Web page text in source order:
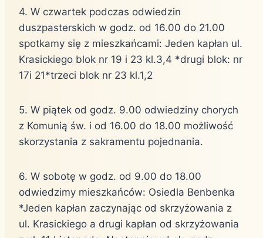
4. W czwartek podczas odwiedzin
duszpasterskich w godz. od 16.00 do 21.00
spotkamy się z mieszkańcami: Jeden kapłan ul.
Krasickiego blok nr 19 i 23 kl.3,4 *drugi blok: nr
17i 21*trzeci blok nr 23 kl.1,2
5. W piątek od godz. 9.00 odwiedziny chorych
z Komunią św. i od 16.00 do 18.00 możliwość
skorzystania z sakramentu pojednania.
6. W sobotę w godz. od 9.00 do 18.00
odwiedzimy mieszkańców: Osiedla Benbenka
*Jeden kapłan zaczynając od skrzyżowania z
ul. Krasickiego a drugi kapłan od skrzyżowania